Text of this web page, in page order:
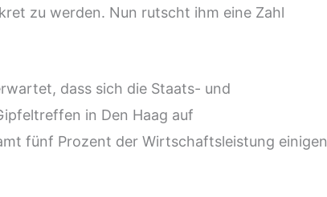
zu werden. Nun rutscht ihm eine Zahl
dass sich die Staats- und
in Den Haag auf
fünf Prozent der Wirtschaftsleistung einigen